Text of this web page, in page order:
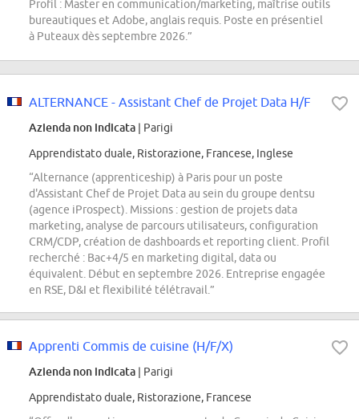
Profil : Master en communication/marketing, maîtrise outils
bureautiques et Adobe, anglais requis. Poste en présentiel
à Puteaux dès septembre 2026.”
ALTERNANCE - Assistant Chef de Projet Data H/F
Azienda non indicata | Parigi
Apprendistato duale, Ristorazione, Francese, Inglese
“Alternance (apprenticeship) à Paris pour un poste
d'Assistant Chef de Projet Data au sein du groupe dentsu
(agence iProspect). Missions : gestion de projets data
marketing, analyse de parcours utilisateurs, configuration
CRM/CDP, création de dashboards et reporting client. Profil
recherché : Bac+4/5 en marketing digital, data ou
équivalent. Début en septembre 2026. Entreprise engagée
en RSE, D&I et flexibilité télétravail.”
Apprenti Commis de cuisine (H/F/X)
Azienda non indicata | Parigi
Apprendistato duale, Ristorazione, Francese